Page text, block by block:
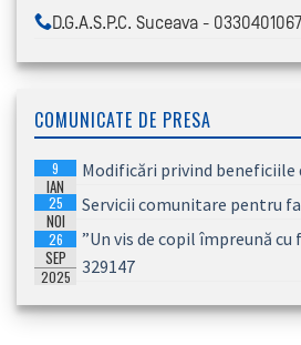
D.G.A.S.P.C. Suceava -
COMUNICATE DE PRESA
9
IAN
2026
Modificări privind beneficiile
25
NOI
2025
Servicii comunitare pentru
26
SEP
2025
”Un vis de copil împreună cu
329147